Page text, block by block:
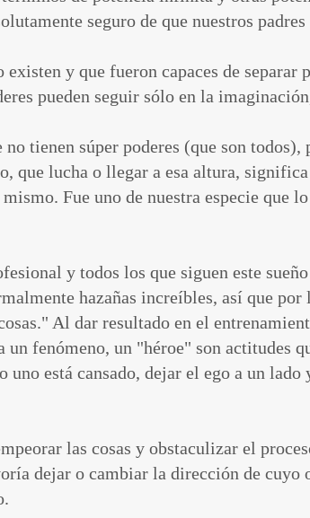
seguro de que nuestros padres
y que fueron capaces de separar
pueden seguir sólo en la
tienen súper poderes (que son todos),
que lucha o llegar a esa altura,
Fue uno de nuestra especie que
y todos los que siguen este
hazañas increíbles, así que
Al dar resultado en el
fenómeno, un "héroe" son actitudes
está cansado, dejar el ego a un lado
las cosas y obstaculizar el
dejar o cambiar la dirección de cuyo